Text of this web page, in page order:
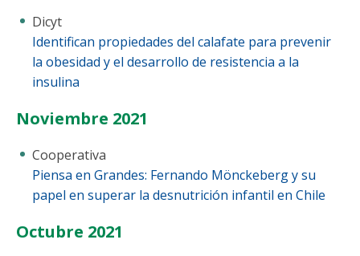
Dicyt
Identifican propiedades del calafate para prevenir
la obesidad y el desarrollo de resistencia a la
insulina
Noviembre 2021
Cooperativa
Piensa en Grandes: Fernando Mönckeberg y su
papel en superar la desnutrición infantil en Chile
Octubre 2021